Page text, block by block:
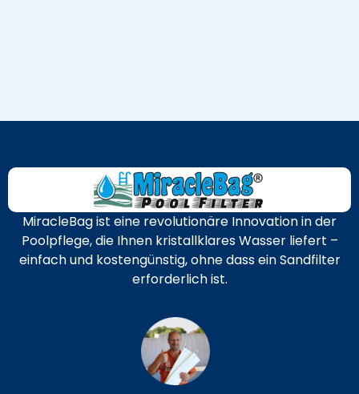
MiracleBag ist eine revolutionäre Innovation in der
Poolpflege, die Ihnen kristallklares Wasser liefert –
einfach und kostengünstig, ohne dass ein Sandfilter
erforderlich ist.